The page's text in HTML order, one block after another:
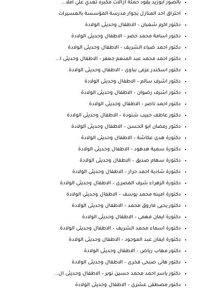
بالصور أبوزيد يقود حملة ازالات مكبره تعدي علي أملا...
احتراق احد المنازل بجوار مدرسة المؤسسة بالعسيرات
دكتور اكرم شعبان – الاطفال وحديثى الولادة
دكتور اسامة محمد خضر – الاطفال وحديثى الولادة
دكتور احمد ضياء الشريف – الاطفال وحديثى الولادة
دكتور احمد محمد عبد المنعم جعفر – الاطفال وحديثى ا...
دكتور اسكندر عزمى بباوى – الاطفال وحديثى الولادة
دكتور اشرف سالم – الاطفال وحديثى الولادة
دكتور اشرف رضوان – الاطفال وحديثى الولادة
دكتور احمد ناصر – الاطفال وحديثى الولادة
دكتور عاطف حبيب شنودة – الاطفال وحديثى الولادة
دكتور رمضان ابو الحسن – الاطفال وحديثى الولادة
دكتورة هدى عكاشة – الاطفال وحديثى الولادة
دكتورة سمية هدهود – الاطفال وحديثى الولادة
دكتورة سهام صديق – الاطفال وحديثى الولادة
دكتورة شادية احمد حراز – الاطفال وحديثى الولادة
دكتورة الزهراء شرف المصرى – الاطفال وحديثى الولادة
دكتورة امينه محمد يوسف – الاطفال وحديثى الولادة
دكتور يحيى فاروق محمد – الاطفال وحديثى الولادة
دكتورة ايمان فهمى – الاطفال وحديثى الولادة
دكتورة اسماء محمد الشريف – الاطفال وحديثى الولادة
دكتورة ايمان عبد الموجود – الاطفال وحديثى الولادة
دكتور مهاب رياض – الاطفال وحديثى الولادة
دكتور هانى صبحى فخرى – الاطفال وحديثى الولادة
دكتور ياسر احمد محمد حسين نوير – الاطفال وحديثى ال...
دكتور مصطفى عشرى – الاطفال وحديثى الولادة